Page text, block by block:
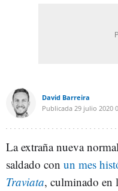
David Barreira
Publicada 29 julio 2020
La extraña nueva
saldado con un mes
Traviata, culminado en